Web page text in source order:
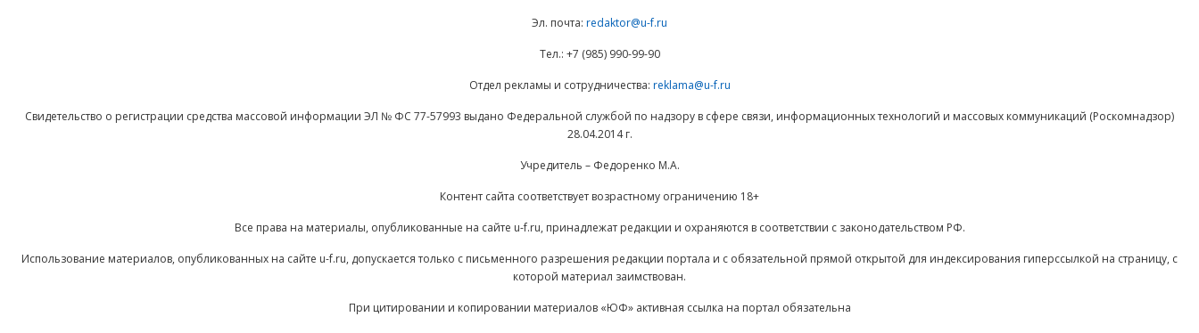
Эл. почта: redaktor@u-f.ru
Тел.: +7 (985) 990-99-90
Отдел рекламы и сотрудничества: reklama@u-f.ru
Свидетельство о регистрации средства массовой информации ЭЛ № ФС 77-57993 выдано Федеральной службой по надзору в сфере связи, информационных технологий и массовых коммуникаций (Роскомнадзор)
28.04.2014 г.
Учредитель – Федоренко М.А.
Контент сайта соответствует возрастному ограничению 18+
Все права на материалы, опубликованные на сайте u-f.ru, принадлежат редакции и охраняются в соответствии с законодательством РФ.
Использование материалов, опубликованных на сайте u-f.ru, допускается только с письменного разрешения редакции портала и с обязательной прямой открытой для индексирования гиперссылкой на страницу, с
которой материал заимствован.
При цитировании и копировании материалов «ЮФ» активная ссылка на портал обязательна